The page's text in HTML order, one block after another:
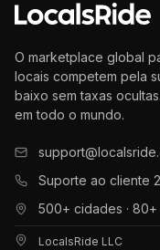
O marketplace global
locais competem pela
baixo sem taxas
em todo o mundo.
Suporte ao cliente
500+ cidades · 80+
LocalsRide LLC